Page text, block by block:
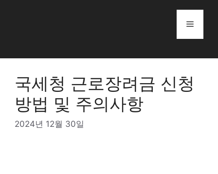
Menu
국세청 근로장려금 신청
방법 및 주의사항
2024년 12월 30일